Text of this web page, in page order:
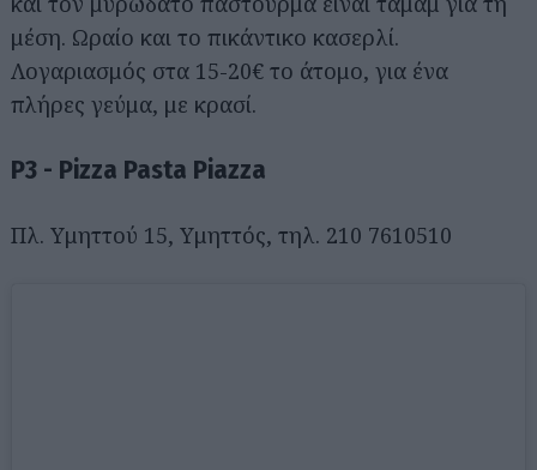
μέση. Ωραίο και το πικάντικο κασερλί.
Λογαριασμός στα 15-20€ το άτομο, για ένα
πλήρες γεύμα, με κρασί.
P3 - Pizza Pasta Piazza
Πλ. Υμηττού 15, Υμηττός, τηλ. 210 7610510